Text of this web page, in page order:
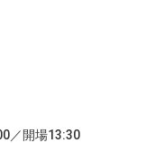
／開場13:30